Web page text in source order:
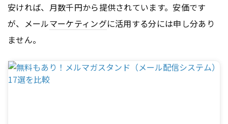
安ければ、月数千円から提供されています。安価です
が、メールマーケティングに活用する分には申し分あり
ません。